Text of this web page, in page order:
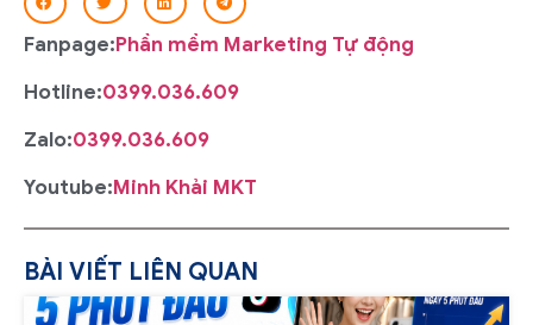
Fanpage:Phần mềm Marketing Tự động
Hotline:0399.036.609
Zalo:0399.036.609
Youtube:Minh Khải MKT
BÀI VIẾT LIÊN QUAN